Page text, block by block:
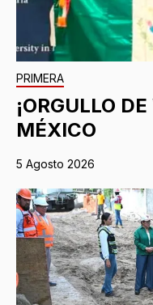
PRIMERA
¡ORGULLO
MÉXICO
5 Agosto 2026